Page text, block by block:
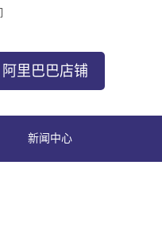
阿里巴巴店铺
新闻中心